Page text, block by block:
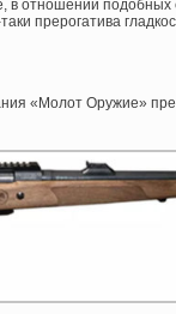
отношении подобных
прерогатива
«Молот Оружие»